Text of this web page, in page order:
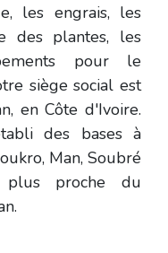
les engrais, les
des plantes, les
pour le
siège social est
en Côte d'Ivoire.
des bases à
Man, Soubré
proche du